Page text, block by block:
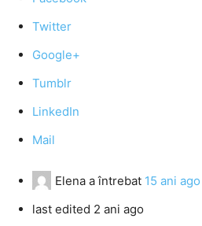
Twitter
Google+
Tumblr
LinkedIn
Mail
Elena a întrebat 15 ani ago
last edited 2 ani ago